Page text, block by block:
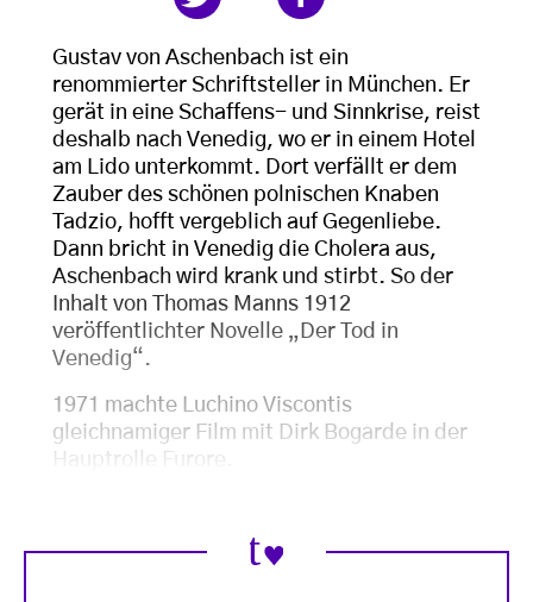
Gustav von Aschenbach ist ein
renommierter Schriftsteller in München. Er
gerät in eine Schaffens- und Sinnkrise, reist
deshalb nach Venedig, wo er in einem Hotel
am Lido unterkommt. Dort verfällt er dem
Zauber des schönen polnischen Knaben
Tadzio, hofft vergeblich auf Gegenliebe.
Dann bricht in Venedig die Cholera aus,
Aschenbach wird krank und stirbt. So der
Inhalt von Thomas Manns 1912
veröffentlichter Novelle „Der Tod in
Venedig“.
1971 machte Luchino Viscontis
gleichnamiger Film mit Dirk Bogarde in der
Hauptrolle Furore.